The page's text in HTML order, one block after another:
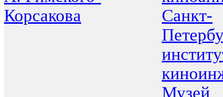
Корсакова
Санкт-
Музей